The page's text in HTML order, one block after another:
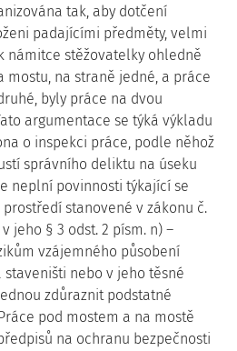
tak, aby dotčení
padajícími předměty, velmi
námitce stěžovatelky ohledně
mostu, na straně jedné, a práce
byly práce na dvou
argumentace se týká výkladu
o inspekci práce, podle něhož
správního deliktu na úseku
neplní povinnosti týkající se
stanovené v zákonu č.
jeho § 3 odst. 2 písm. n) –
vzájemného působení
nebo v jeho těsné
zdůraznit podstatné
pod mostem a na mostě
na ochranu bezpečnosti